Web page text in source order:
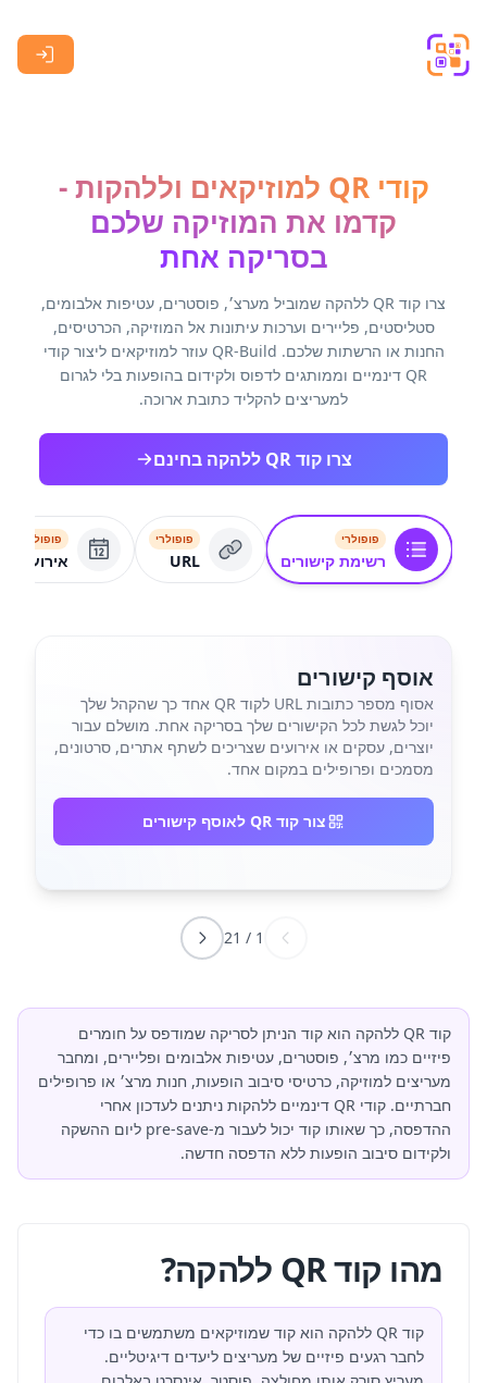
קודי QR למוזיקאים וללהקות -
קדמו את המוזיקה שלכם
בסריקה אחת
צרו קוד QR ללהקה שמוביל מערצ׳, פוסטרים, עטיפות אלבומים,
סטליסטים, פליירים וערכות עיתונות אל המוזיקה, הכרטיסים,
החנות או הרשתות שלכם. QR-Build עוזר למוזיקאים ליצור קודי
QR דינמיים וממותגים לדפוס ולקידום בהופעות בלי לגרום
למעריצים להקליד כתובת ארוכה.
צרו קוד QR ללהקה בחינם
פופולרי
רשימת קישורים
פופולרי
URL
פופולרי
אירוע
אוסף קישורים
אסוף מספר כתובות URL לקוד QR אחד כך שהקהל שלך
יוכל לגשת לכל הקישורים שלך בסריקה אחת. מושלם עבור
יוצרים, עסקים או אירועים שצריכים לשתף אתרים, סרטונים,
מסמכים ופרופילים במקום אחד.
צור קוד QR לאוסף קישורים
1
/
21
קוד QR ללהקה הוא קוד הניתן לסריקה שמודפס על חומרים
פיזיים כמו מרצ׳, פוסטרים, עטיפות אלבומים ופליירים, ומחבר
מעריצים למוזיקה, כרטיסי סיבוב הופעות, חנות מרצ׳ או פרופילים
חברתיים. קודי QR דינמיים ללהקות ניתנים לעדכון אחרי
ההדפסה, כך שאותו קוד יכול לעבור מ-pre-save ליום ההשקה
ולקידום סיבוב הופעות ללא הדפסה חדשה.
מהו קוד QR ללהקה?
קוד QR ללהקה הוא קוד שמוזיקאים משתמשים בו כדי
לחבר רגעים פיזיים של מעריצים ליעדים דיגיטליים.